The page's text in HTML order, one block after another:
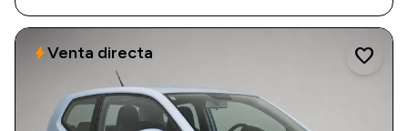
favorite
boltVenta directa